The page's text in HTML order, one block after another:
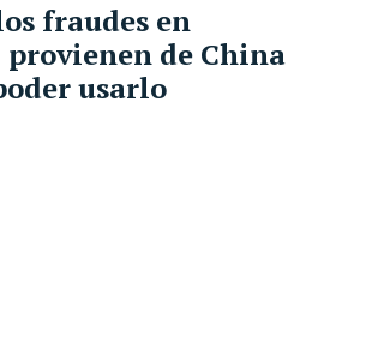
fraudes en
de China
usarlo